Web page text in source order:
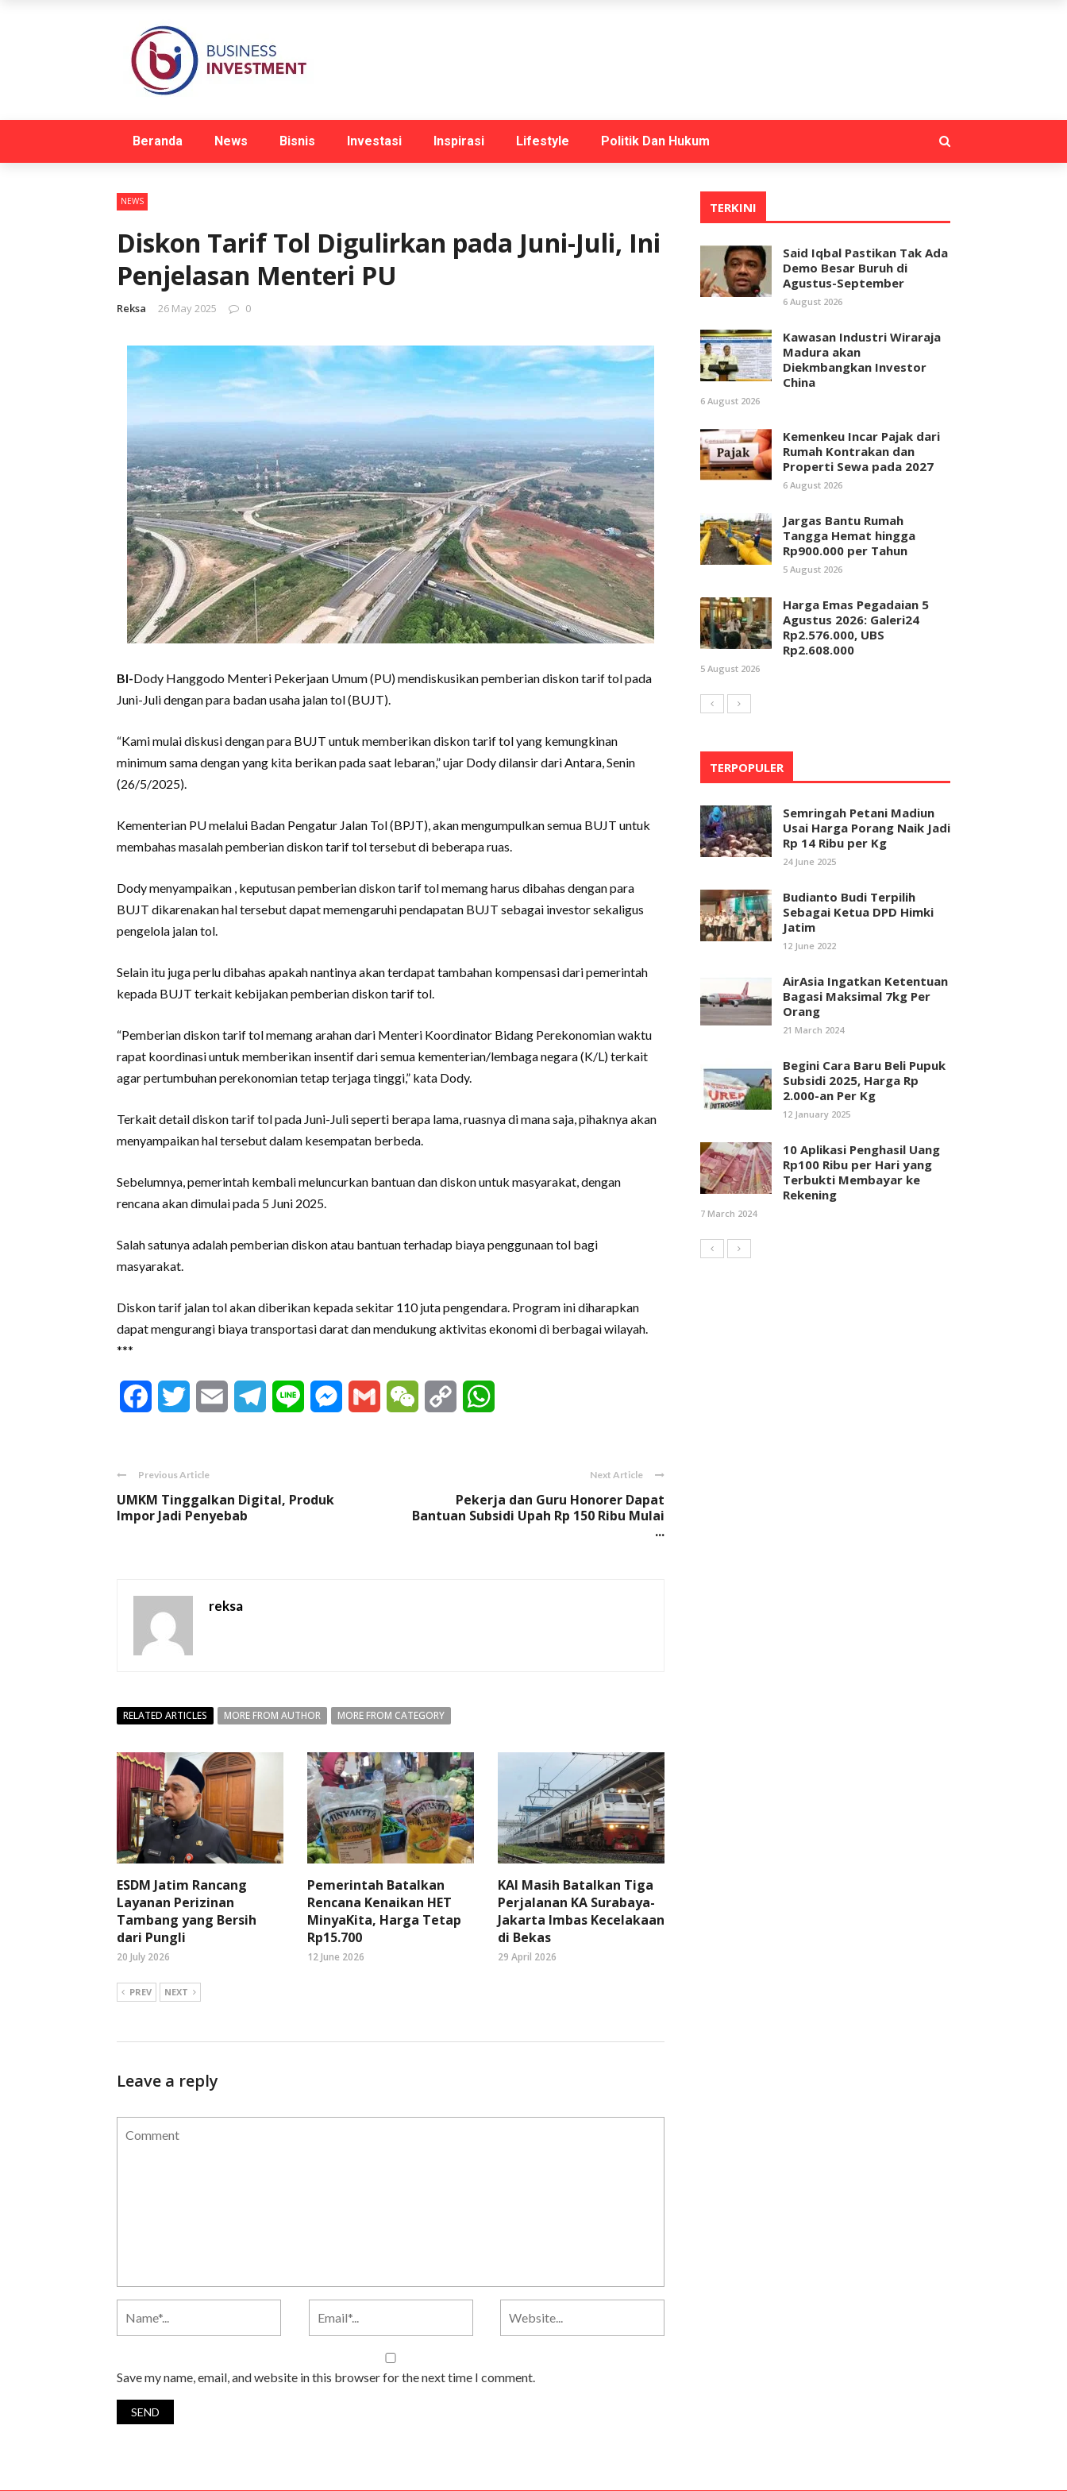
Beranda News Bisnis Investasi Inspirasi Lifestyle Politik Dan Hukum
NEWS
Diskon Tarif Tol Digulirkan pada Juni-Juli, Ini
Penjelasan Menteri PU
Reksa 26 May 2025 0
BI-Dody Hanggodo Menteri Pekerjaan Umum (PU) mendiskusikan pemberian diskon tarif tol pada
Juni-Juli dengan para badan usaha jalan tol (BUJT).
“Kami mulai diskusi dengan para BUJT untuk memberikan diskon tarif tol yang kemungkinan
minimum sama dengan yang kita berikan pada saat lebaran,” ujar Dody dilansir dari Antara, Senin
(26/5/2025).
Kementerian PU melalui Badan Pengatur Jalan Tol (BPJT), akan mengumpulkan semua BUJT untuk
membahas masalah pemberian diskon tarif tol tersebut di beberapa ruas.
Dody menyampaikan , keputusan pemberian diskon tarif tol memang harus dibahas dengan para
BUJT dikarenakan hal tersebut dapat memengaruhi pendapatan BUJT sebagai investor sekaligus
pengelola jalan tol.
Selain itu juga perlu dibahas apakah nantinya akan terdapat tambahan kompensasi dari pemerintah
kepada BUJT terkait kebijakan pemberian diskon tarif tol.
“Pemberian diskon tarif tol memang arahan dari Menteri Koordinator Bidang Perekonomian waktu
rapat koordinasi untuk memberikan insentif dari semua kementerian/lembaga negara (K/L) terkait
agar pertumbuhan perekonomian tetap terjaga tinggi,” kata Dody.
Terkait detail diskon tarif tol pada Juni-Juli seperti berapa lama, ruasnya di mana saja, pihaknya akan
menyampaikan hal tersebut dalam kesempatan berbeda.
Sebelumnya, pemerintah kembali meluncurkan bantuan dan diskon untuk masyarakat, dengan
rencana akan dimulai pada 5 Juni 2025.
Salah satunya adalah pemberian diskon atau bantuan terhadap biaya penggunaan tol bagi
masyarakat.
Diskon tarif jalan tol akan diberikan kepada sekitar 110 juta pengendara. Program ini diharapkan
dapat mengurangi biaya transportasi darat dan mendukung aktivitas ekonomi di berbagai wilayah.
***
FacebookTwitter Email Telegram
Line Messenger
Gmail WeChat Copy
Previous Article
UMKM Tinggalkan Digital, Produk
Impor Jadi Penyebab
Next Article
Pekerja dan Guru Honorer Dapat
Bantuan Subsidi Upah Rp 150 Ribu Mulai
...
reksa
RELATED ARTICLES MORE FROM AUTHOR MORE FROM CATEGORY
ESDM Jatim Rancang
Layanan Perizinan
Tambang yang Bersih
dari Pungli
20 July 2026
Pemerintah Batalkan
Rencana Kenaikan HET
MinyaKita, Harga Tetap
Rp15.700
12 June 2026
KAI Masih Batalkan Tiga
Perjalanan KA Surabaya-
Jakarta Imbas Kecelakaan
di Bekas
29 April 2026
PREV NEXT
Leave a reply
Save my name, email, and website in this browser for the next time I comment.
TERKINI
Said Iqbal Pastikan Tak Ada
Demo Besar Buruh di
Agustus-September
6 August 2026
Kawasan Industri Wiraraja
Madura akan
Diekmbangkan Investor
China
6 August 2026
Kemenkeu Incar Pajak dari
Rumah Kontrakan dan
Properti Sewa pada 2027
6 August 2026
Jargas Bantu Rumah
Tangga Hemat hingga
Rp900.000 per Tahun
5 August 2026
Harga Emas Pegadaian 5
Agustus 2026: Galeri24
Rp2.576.000, UBS
Rp2.608.000
5 August 2026
TERPOPULER
Semringah Petani Madiun
Usai Harga Porang Naik Jadi
Rp 14 Ribu per Kg
24 June 2025
Budianto Budi Terpilih
Sebagai Ketua DPD Himki
Jatim
12 June 2022
AirAsia Ingatkan Ketentuan
Bagasi Maksimal 7kg Per
Orang
21 March 2024
Begini Cara Baru Beli Pupuk
Subsidi 2025, Harga Rp
2.000-an Per Kg
12 January 2025
10 Aplikasi Penghasil Uang
Rp100 Ribu per Hari yang
Terbukti Membayar ke
Rekening
7 March 2024